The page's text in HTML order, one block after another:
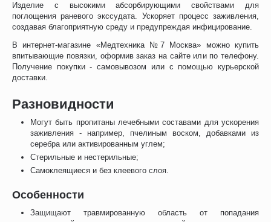
Изделие с высокими абсорбирующими свойствами для
поглощения раневого экссудата. Ускоряет процесс заживления,
создавая благоприятную среду и предупреждая инфицирование.
В интернет-магазине «Медтехника №7 Москва» можно купить
впитывающие повязки, оформив заказ на сайте или по телефону.
Получение покупки - самовывозом или с помощью курьерской
доставки.
Разновидности
Могут быть пропитаны лечебными составами для ускорения
заживления - например, пчелиным воском, добавками из
серебра или активированным углем;
Стерильные и нестерильные;
Самоклеящиеся и без клеевого слоя.
Особенности
Защищают травмированную область от попадания